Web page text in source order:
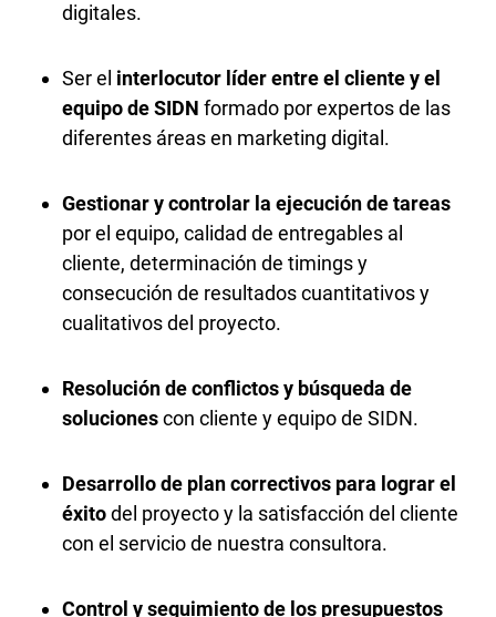
digitales.
Ser el interlocutor líder entre el cliente y el
equipo de SIDN formado por expertos de las
diferentes áreas en marketing digital.
Gestionar y controlar la ejecución de tareas
por el equipo, calidad de entregables al
cliente, determinación de timings y
consecución de resultados cuantitativos y
cualitativos del proyecto.
Resolución de conflictos y búsqueda de
solucionescon cliente y equipo de SIDN.
Desarrollo de plan correctivos para lograr el
éxitodel proyecto y la satisfacción del cliente
con el servicio de nuestra consultora.
Control y seguimiento de los presupuestos